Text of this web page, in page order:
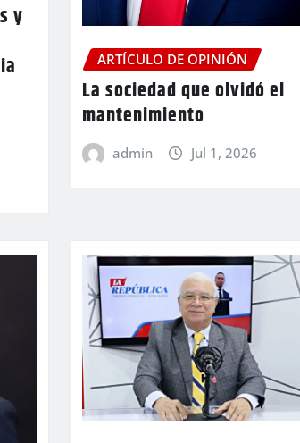
y
ARTÍCULO DE OPINIÓN
La sociedad que olvidó el
mantenimiento
admin Jul 1, 2026